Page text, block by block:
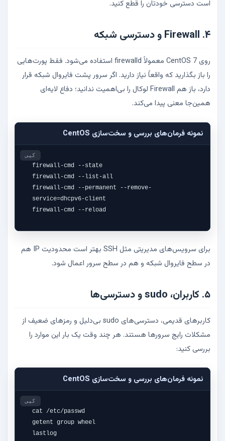
است دسترسی خودتان را قطع کنید.
۴. Firewall و دسترسی شبکه
روی CentOS 7 معمولاً firewalld استفاده می‌شود. فقط پورت‌هایی
را باز بگذارید که واقعاً نیاز دارید. اگر سرور پشت فایروال شبکه قرار
دارد، باز هم Firewall لوکال را بی‌اهمیت ندانید؛ دفاع لایه‌ای
همین‌جا معنی پیدا می‌کند.
نمونه فرمان‌های بررسی و سخت‌سازی CentOS
firewall-cmd --state
firewall-cmd --list-all
firewall-cmd --permanent --remove-
service=dhcpv6-client
firewall-cmd --reload
کپی
برای سرویس‌های مدیریتی مثل SSH بهتر است محدودیت IP هم
در سطح فایروال شبکه و هم در سطح سرور اعمال شود.
۵. کاربران، sudo و دسترسی‌ها
کاربرهای قدیمی، دسترسی‌های sudo بی‌دلیل و رمزهای ضعیف از
مشکلات رایج سرورها هستند. هر چند وقت یک بار این موارد را
بررسی کنید:
نمونه فرمان‌های بررسی و سخت‌سازی CentOS
cat /etc/passwd
getent group wheel
lastlog
کپی